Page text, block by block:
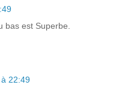
bas est Superbe.
22:49